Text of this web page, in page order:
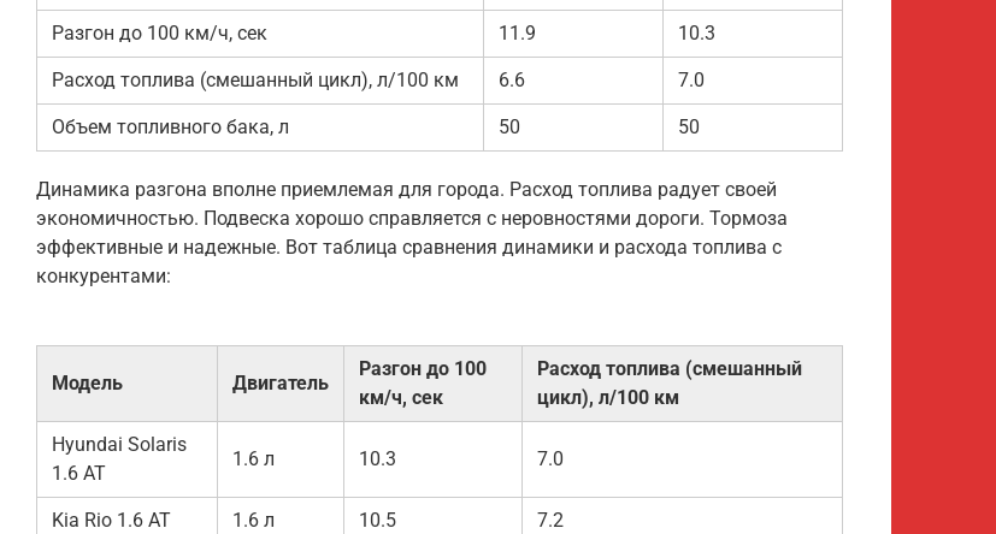
Разгон до 100 км/ч, сек 11.9 10.3
Расход топлива (смешанный цикл), л/100 км 6.6 7.0
Объем топливного бака, л 50 50
Динамика разгона вполне приемлемая для города. Расход топлива радует своей
экономичностью. Подвеска хорошо справляется с неровностями дороги. Тормоза
эффективные и надежные. Вот таблица сравнения динамики и расхода топлива с
конкурентами:
Модель Двигатель
Разгон до 100
км/ч, сек
Расход топлива (смешанный
цикл), л/100 км
Hyundai Solaris
1.6 AT
1.6 л 10.3 7.0
Kia Rio 1.6 AT 1.6 л 10.5 7.2